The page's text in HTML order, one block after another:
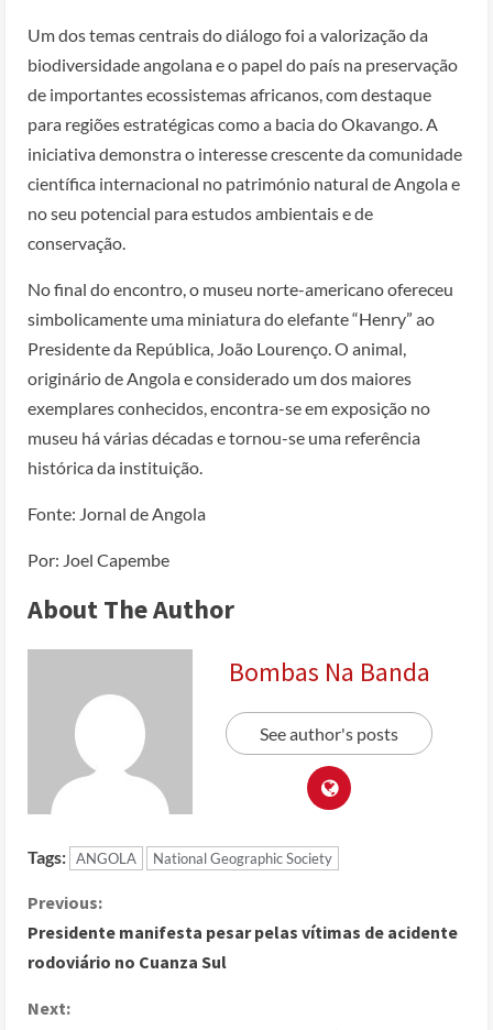
Um dos temas centrais do diálogo foi a valorização da
biodiversidade angolana e o papel do país na preservação
de importantes ecossistemas africanos, com destaque
para regiões estratégicas como a bacia do Okavango. A
iniciativa demonstra o interesse crescente da comunidade
científica internacional no património natural de Angola e
no seu potencial para estudos ambientais e de
conservação.
No final do encontro, o museu norte-americano ofereceu
simbolicamente uma miniatura do elefante “Henry” ao
Presidente da República, João Lourenço. O animal,
originário de Angola e considerado um dos maiores
exemplares conhecidos, encontra-se em exposição no
museu há várias décadas e tornou-se uma referência
histórica da instituição.
Fonte: Jornal de Angola
Por: Joel Capembe
About The Author
Bombas Na Banda
See author's posts
Tags: ANGOLA National Geographic Society
Previous:
Presidente manifesta pesar pelas vítimas de acidente
rodoviário no Cuanza Sul
Next: